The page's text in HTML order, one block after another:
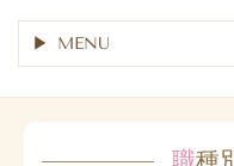
MENU